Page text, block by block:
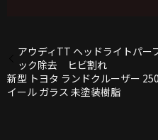
アウディTT ヘッドライトパ
ック除去 ヒビ割れ
新型 トヨタ ランドクルーザー
イール ガラス 未塗装樹脂